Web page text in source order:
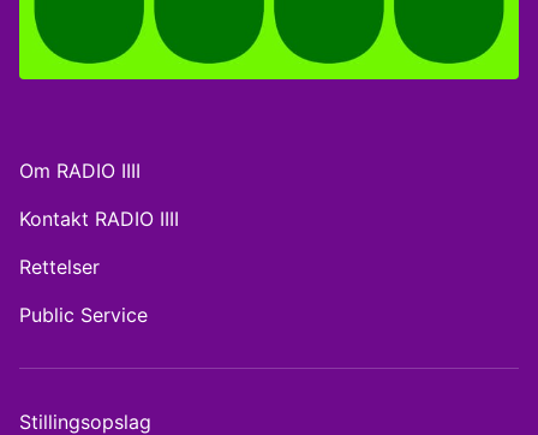
Om RADIO IIII
Kontakt RADIO IIII
Rettelser
Public Service
Stillingsopslag